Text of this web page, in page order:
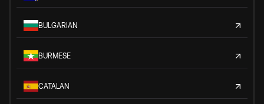
BULGARIAN
BURMESE
CATALAN